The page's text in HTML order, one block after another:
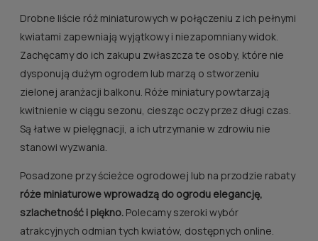
Drobne liście róż miniaturowych w połączeniu z ich pełnymi
kwiatami zapewniają wyjątkowy i niezapomniany widok.
Zachęcamy do ich zakupu zwłaszcza te osoby, które nie
dysponują dużym ogrodem lub marzą o stworzeniu
zielonej aranżacji balkonu. Róże miniatury powtarzają
kwitnienie w ciągu sezonu, ciesząc oczy przez długi czas.
Są łatwe w pielęgnacji, a ich utrzymanie w zdrowiu nie
stanowi wyzwania.
Posadzone przy ścieżce ogrodowej lub na przodzie rabaty
róże miniaturowe wprowadzą do ogrodu elegancję,
szlachetność i piękno. Polecamy szeroki wybór
atrakcyjnych odmian tych kwiatów, dostępnych online.